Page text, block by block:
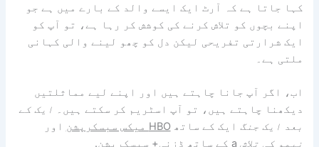
کہا جاتا ہے کہ آرٹ ایک ایسے والد کے بارے میں ہے جو
اپنے بچوں کو تلاش کرنے کی کوشش کر رہا ہے، تو آپ کو
ایک شرارتی تفریحی لیکن دل کو چھو لینے والی کہانی
ملتی ہے۔
اب، اگر آپ جانا چاہتے ہیں اور اپنے لیے مماثلتیں
دیکھنا چاہتے ہیں، تو آپ اسٹریم کر سکتے ہیں۔ ایک کے
بعد ایک جنگ ایک کے ساتھ HBO میکس سبسکرپشن
اور
نیمو کی تلاش
ڈزنی+ سبسکرپشن.